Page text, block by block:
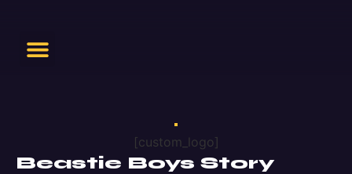
[custom_logo]
Beastie Boys Story